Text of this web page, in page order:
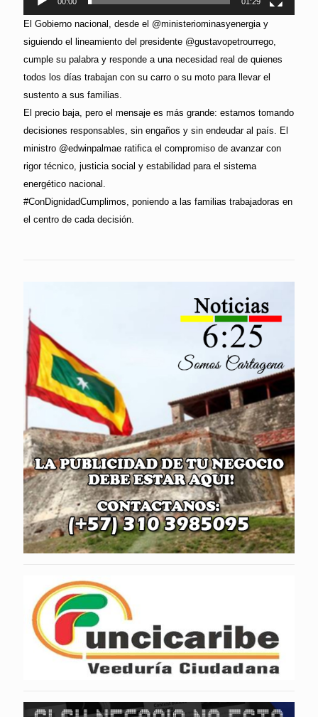
El Gobierno nacional, desde el @ministeriominasyenergia y
siguiendo el lineamiento del presidente @gustavopetrourrego,
cumple su palabra y responde a una necesidad real de quienes
todos los días trabajan con su carro o su moto para llevar el
sustento a sus familias.
El precio baja, pero el mensaje es más grande: estamos tomando
decisiones responsables, sin engaños y sin endeudar al país. El
ministro @edwinpalmae ratifica el compromiso de avanzar con
rigor técnico, justicia social y estabilidad para el sistema
energético nacional.
#ConDignidadCumplimos, poniendo a las familias trabajadoras en
el centro de cada decisión.